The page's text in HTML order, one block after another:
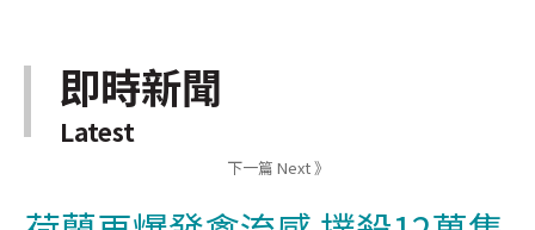
即時新聞
Latest
下一篇 Next 》